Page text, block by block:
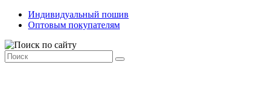
Индивидуальный пошив
Оптовым покупателям